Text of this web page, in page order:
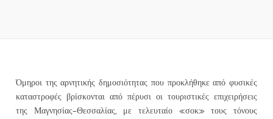
Όμηροι της αρνητικής δημοσιότητας που προκλήθηκε από φυσικές
καταστροφές βρίσκονται από πέρυσι οι τουριστικές επιχειρήσεις
της Μαγνησίας-Θεσσαλίας, με τελευταίο «σοκ» τους τόνους